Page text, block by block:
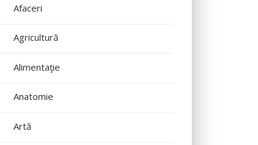
Afaceri
Agricultură
Alimentaţie
Anatomie
Artă